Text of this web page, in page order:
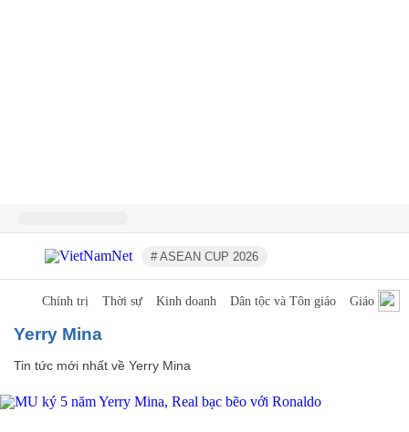
# ASEAN CUP 2026
Chính trị Thời sự Kinh doanh Dân tộc và Tôn giáo Giáo dục
Yerry Mina
Tin tức mới nhất về Yerry Mina